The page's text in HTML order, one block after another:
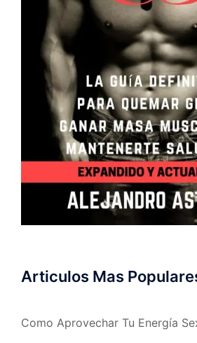
Articulos Mas
Como Aprovechar Tu Energía